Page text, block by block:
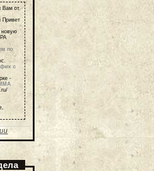
Вам от
Привет
новую
по
с
-